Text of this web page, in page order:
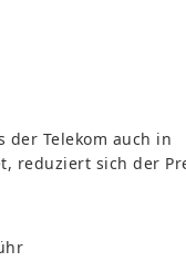
der Telekom auch in
reduziert sich der